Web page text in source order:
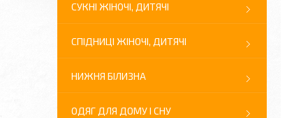
СУКНІ ЖІНОЧІ, ДИТЯЧІ
СПІДНИЦІ ЖІНОЧІ, ДИТЯЧІ
НИЖНЯ БІЛИЗНА
ОДЯГ ДЛЯ ДОМУ І СНУ